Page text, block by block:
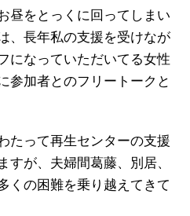
昼をとっくに回ってしまい
、長年私の支援を受けなが
になっていただいてる女性
参加者とのフリートークと
たって再生センターの支援
すが、夫婦間葛藤、別居、
くの困難を乗り越えてきて